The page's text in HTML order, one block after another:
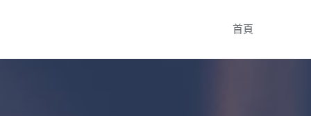
首頁